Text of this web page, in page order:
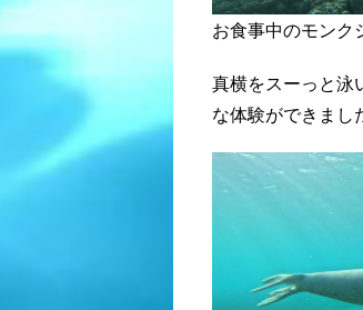
お食事中のモンク
真横をスーっと泳
な体験ができまし